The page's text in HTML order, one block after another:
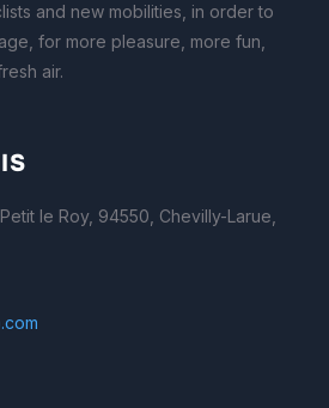
and new mobilities, in order to
for more pleasure, more fun,
air.
le Roy, 94550, Chevilly-Larue,